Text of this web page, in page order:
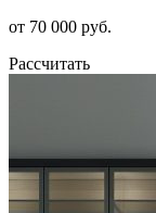
от 70 000 руб.
Рассчитать